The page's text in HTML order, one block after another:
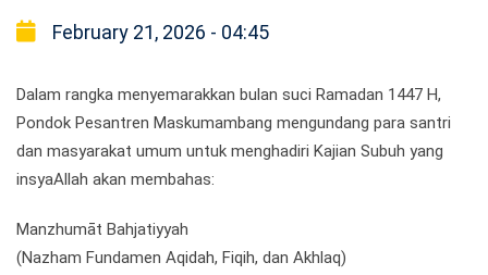
February 21, 2026 - 04:45
Dalam rangka menyemarakkan bulan suci Ramadan 1447 H,
Pondok Pesantren Maskumambang mengundang para santri
dan masyarakat umum untuk menghadiri Kajian Subuh yang
insyaAllah akan membahas:
Manzhumāt Bahjatiyyah
(Nazham Fundamen Aqidah, Fiqih, dan Akhlaq)